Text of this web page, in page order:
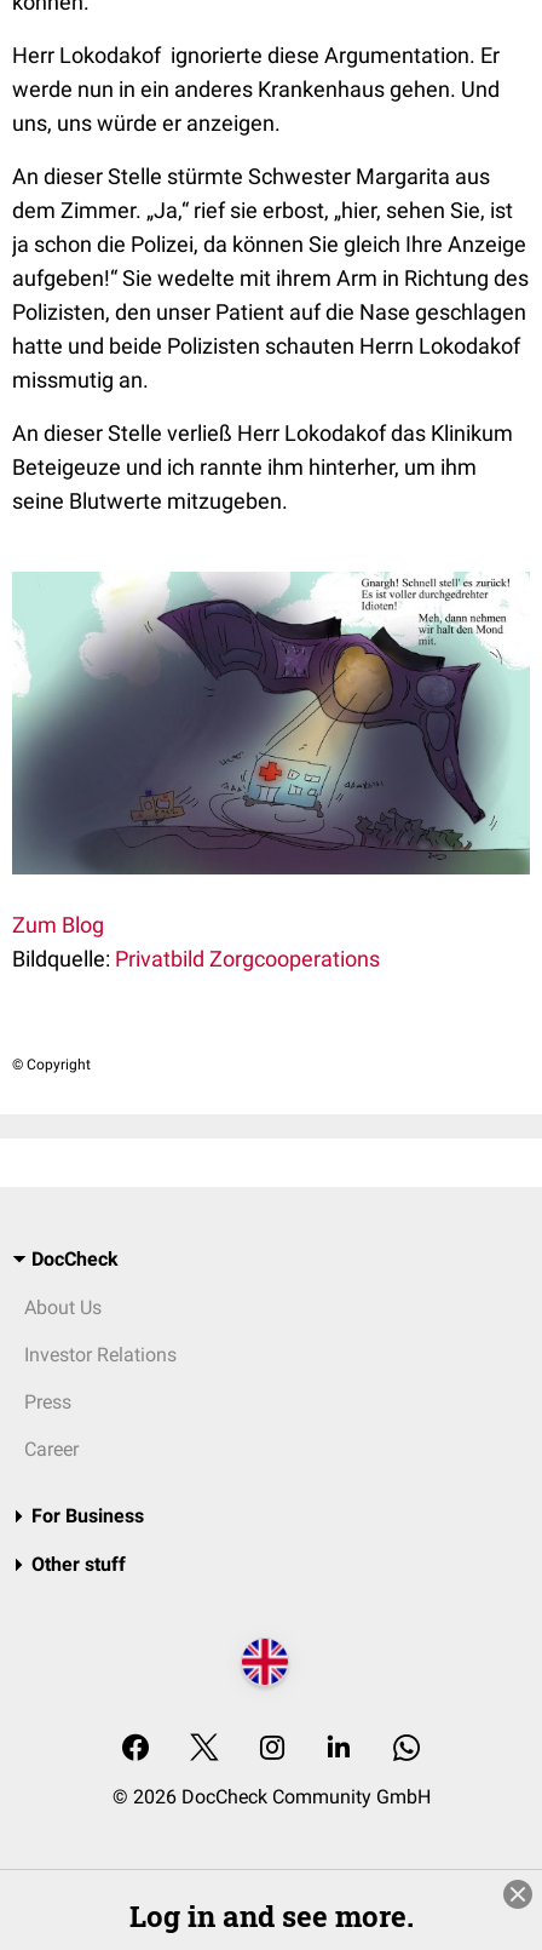
Herr Lokodakof ignorierte diese Argumentation. Er
werde nun in ein anderes Krankenhaus gehen. Und
uns, uns würde er anzeigen.
An dieser Stelle stürmte Schwester Margarita aus
dem Zimmer. „Ja,“ rief sie erbost, „hier, sehen Sie, ist
ja schon die Polizei, da können Sie gleich Ihre Anzeige
aufgeben!“ Sie wedelte mit ihrem Arm in Richtung des
Polizisten, den unser Patient auf die Nase geschlagen
hatte und beide Polizisten schauten Herrn Lokodakof
missmutig an.
An dieser Stelle verließ Herr Lokodakof das Klinikum
Beteigeuze und ich rannte ihm hinterher, um ihm
seine Blutwerte mitzugeben.
Zum Blog
Bildquelle: Privatbild Zorgcooperations
© Copyright
DocCheck
About Us
Investor Relations
Press
Career
For Business
Other stuff
© 2026 DocCheck Community GmbH
Log in and see more.